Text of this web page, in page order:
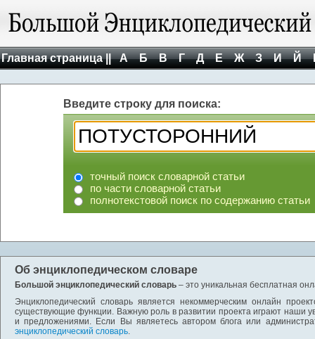
Главная страница || А Б В Г Д Е Ж З И Й
Введите строку для поиска:
точный поиск словарной статьи
по части словарной статьи
полнотекстовой поиск по содержанию статьи
Об энциклопедическом словаре
Большой энциклопедический словарь – это уникальная бесплатная
Энциклопедический словарь является некоммерческим онлайн
существующие функции. Важную роль в развитии проекта играют наши
и предложениями. Если Вы являетесь автором блога или
энциклопедический словарь.